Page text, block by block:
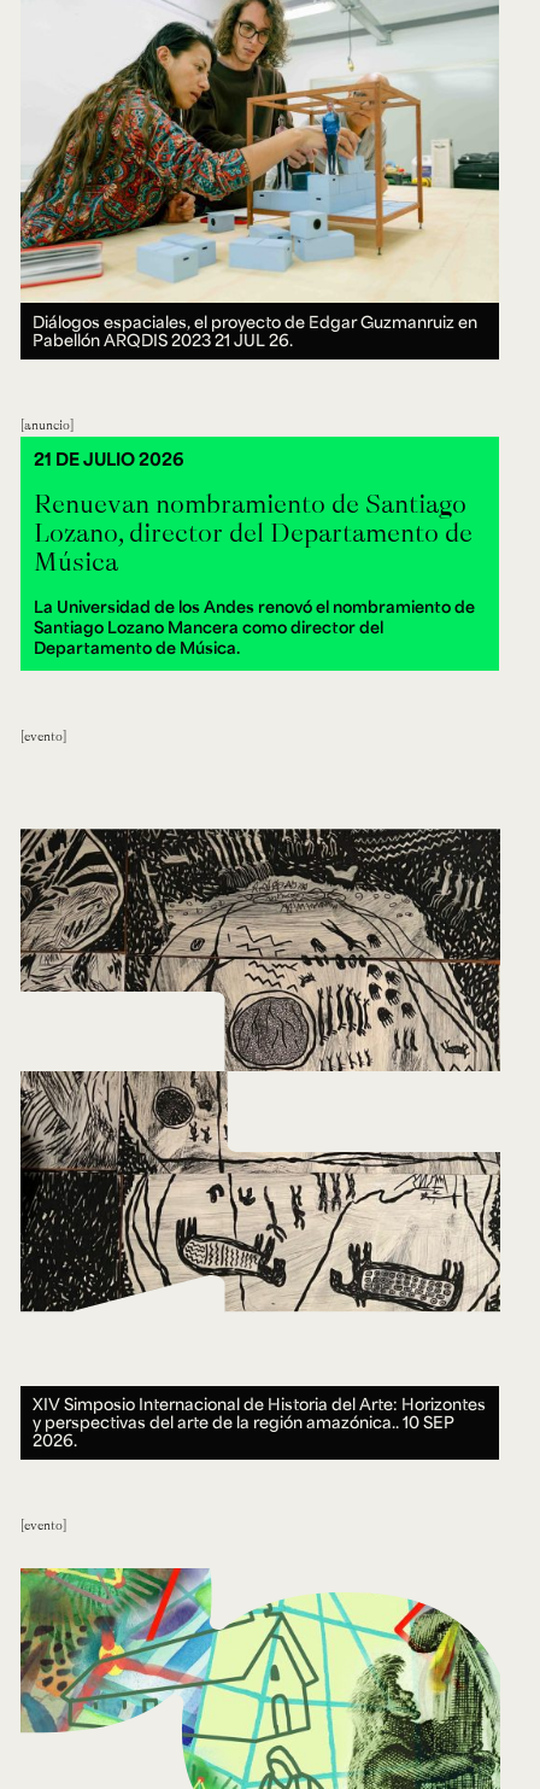
Diálogos espaciales, el proyecto de Edgar Guzmanruiz en
Pabellón ARQDIS 202321 JUL 26.
anuncio
Renuevan nombramiento de Santiago
Lozano, director del Departamento de
Música
La Universidad de los Andes renovó el nombramiento de
Santiago Lozano Mancera como director del
Departamento de Música.
21 DE JULIO 2026
evento
XIV Simposio Internacional de Historia del Arte: Horizontes
y perspectivas del arte de la región amazónica..10 SEP
2026.
evento